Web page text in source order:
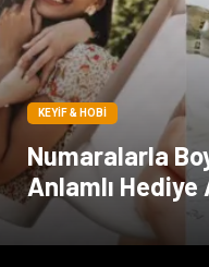
KEYIF & HOBI
Numaralarla
Anlamlı